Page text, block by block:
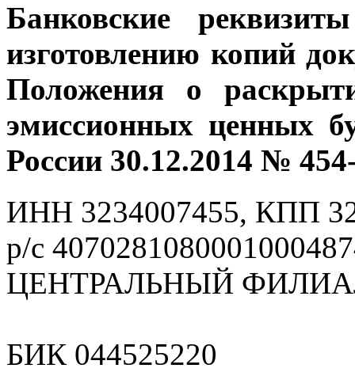
Банковские
изготовлению копий
Положения о
эмиссионных ценных
России 30.12.2014 №
ИНН 3234007455, КПП
р/с
ЦЕНТРАЛЬНЫЙ
БИК 044525220